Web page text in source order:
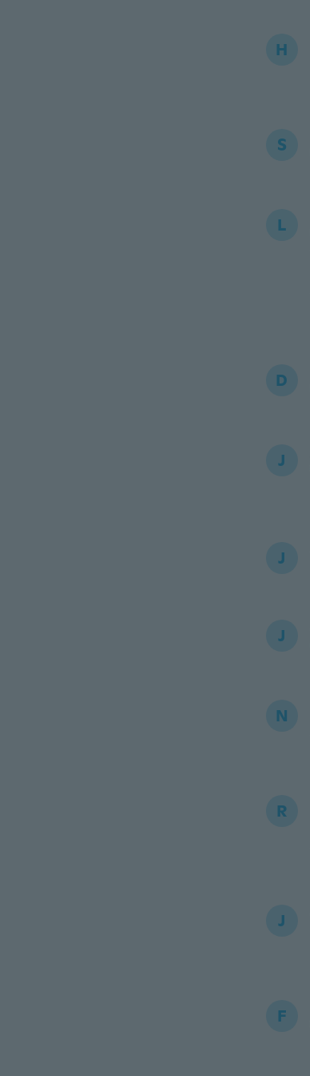
H
S
L
D
J
J
J
N
R
J
F